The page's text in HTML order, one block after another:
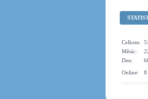
Online: 8
Celkem:
Měsíc:
Den: